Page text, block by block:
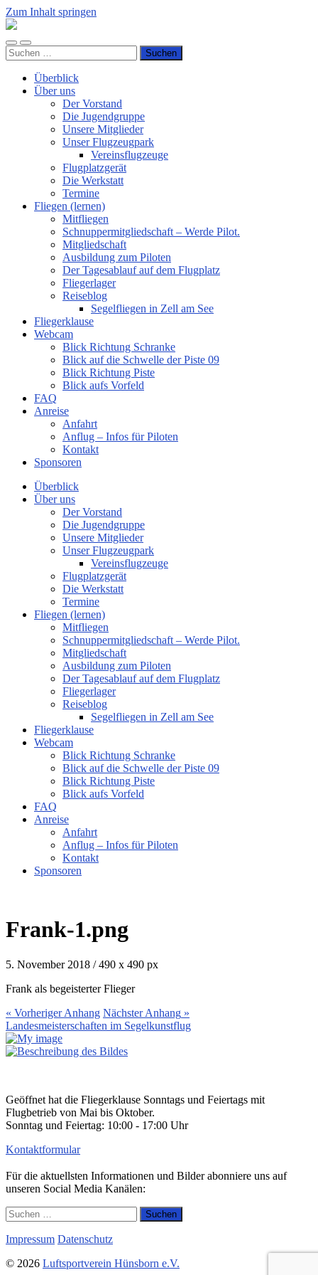
Zum Inhalt springen
Luftsportverein
e.V.
Mobile-
Menü
Suchfeld
ein-/ausblenden
Suchen
nach:
Überblick
Über uns
Der Vorstand
Die Jugendgruppe
Unsere Mitglieder
Unser Flugzeugpark
Vereinsflugzeuge
Flugplatzgerät
Die Werkstatt
Termine
Fliegen (lernen)
Mitfliegen
Schnuppermitgliedschaft – Werde Pilot.
Mitgliedschaft
Ausbildung zum Piloten
Der Tagesablauf auf dem Flugplatz
Fliegerlager
Reiseblog
Segelfliegen in Zell am See
Fliegerklause
Webcam
Blick Richtung Schranke
Blick auf die Schwelle der Piste 09
Blick Richtung Piste
Blick aufs Vorfeld
FAQ
Anreise
Anfahrt
Anflug – Infos für Piloten
Kontakt
Sponsoren
Überblick
Über uns
Der Vorstand
Die Jugendgruppe
Unsere Mitglieder
Unser Flugzeugpark
Vereinsflugzeuge
Flugplatzgerät
Die Werkstatt
Termine
Fliegen (lernen)
Mitfliegen
Schnuppermitgliedschaft – Werde Pilot.
Mitgliedschaft
Ausbildung zum Piloten
Der Tagesablauf auf dem Flugplatz
Fliegerlager
Reiseblog
Segelfliegen in Zell am See
Fliegerklause
Webcam
Blick Richtung Schranke
Blick auf die Schwelle der Piste 09
Blick Richtung Piste
Blick aufs Vorfeld
FAQ
Anreise
Anfahrt
Anflug – Infos für Piloten
Kontakt
Sponsoren
Frank-1.png
5. November 2018 /490 x 490 px
Frank als begeisterter Flieger
« VorherigerAnhang NächsterAnhang »
Landesmeisterschaften im Segelkunstflug
Geöffnet hat die Fliegerklause Sonntags und Feiertags mit
Flugbetrieb von Mai bis Oktober.
Sonntag und Feiertag: 10:00 - 17:00 Uhr
Kontaktformular
Für die aktuellsten Informationen und Bilder abonniere uns auf
unseren Social Media Kanälen:
Suchen
nach:
Impressum Datenschutz
© 2026 Luftsportverein Hünsborn e.V.